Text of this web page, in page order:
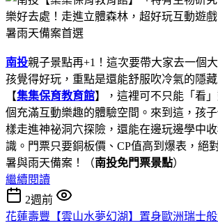
南投親子景點再+1！這次要帶大家去一個
孩覺得好玩，重點是還能舒服吹冷氣的隱
【集集保育教育館】，這裡可不只能「看
個充滿互動樂趣的體驗空間。來到這，孩
樣走進神祕洞穴探險，還能在邊玩邊學中
識。門票只要銅板價、CP值高到爆表，絕
暑與雨天備案！（南投免門票景點）
繼續閱讀
2週前
花蓮壽豐【雲山水夢幻湖】置身歐洲瑞士般